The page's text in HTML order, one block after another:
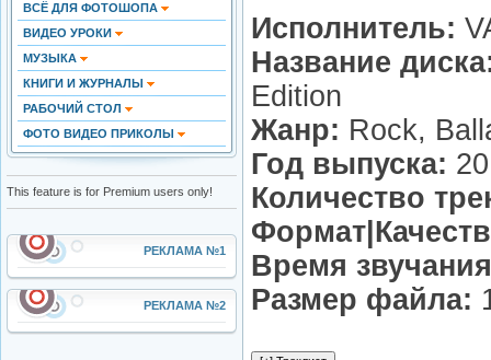
ВСЁ ДЛЯ ФОТОШОПА
ВИДЕО УРОКИ
МУЗЫКА
КНИГИ И ЖУРНАЛЫ
РАБОЧИЙ СТОЛ
ФОТО ВИДЕО ПРИКОЛЫ
This feature is for Premium users only!
РЕКЛАМА №1
РЕКЛАМА №2
Исполнитель:
Название
Edition
Жанр: Rock,
Год выпуска:
Количество
Время
Размер файла: